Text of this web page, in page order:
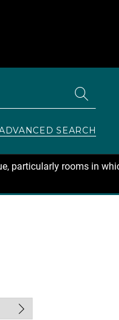
SEARCH
particularly rooms in